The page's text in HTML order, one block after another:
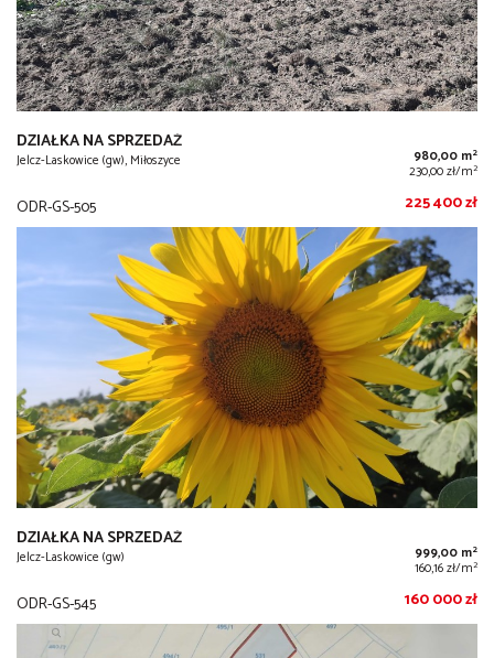
DZIAŁKA NA SPRZEDAŻ
Jelcz-Laskowice (gw), Miłoszyce 980,00 m2
230,00 zł/m2
ODR-GS-505 225 400 zł
DZIAŁKA NA SPRZEDAŻ
Jelcz-Laskowice (gw) 999,00 m2
160,16 zł/m2
ODR-GS-545 160 000 zł